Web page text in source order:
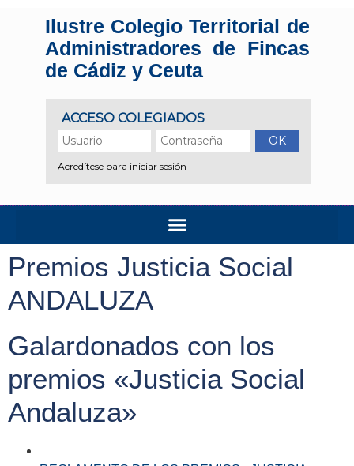
Ilustre Colegio Territorial de
Administradores de Fincas
de Cádiz y Ceuta
Premios Justicia Social
ANDALUZA
Galardonados con los
premios «Justicia Social
Andaluza»